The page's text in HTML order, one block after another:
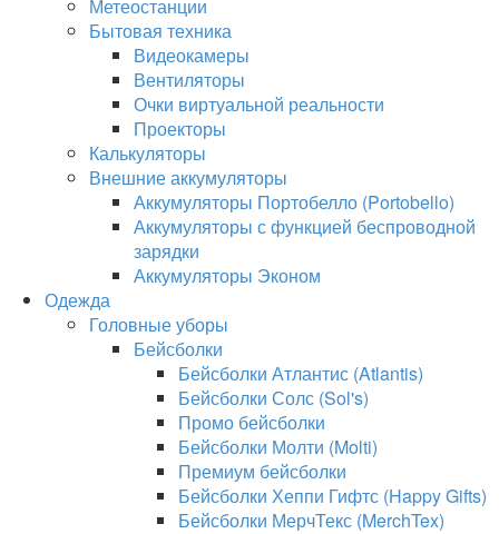
Метеостанции
Бытовая техника
Видеокамеры
Вентиляторы
Очки виртуальной реальности
Проекторы
Калькуляторы
Внешние аккумуляторы
Аккумуляторы Портобелло (Portobello)
Аккумуляторы с функцией беспроводной
зарядки
Аккумуляторы Эконом
Одежда
Головные уборы
Бейсболки
Бейсболки Атлантис (Atlantis)
Бейсболки Солс (Sol's)
Промо бейсболки
Бейсболки Молти (Molti)
Премиум бейсболки
Бейсболки Хеппи Гифтс (Happy Gifts)
Бейсболки МерчТекс (MerchTex)